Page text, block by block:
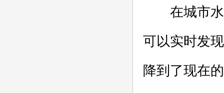
在城市水
可以实时发
降到了现在